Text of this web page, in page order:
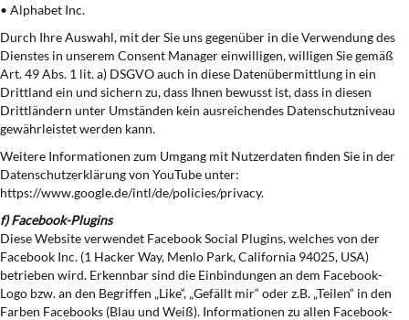
• Alphabet Inc.
Durch Ihre Auswahl, mit der Sie uns gegenüber in die Verwendung des
Dienstes in unserem Consent Manager einwilligen, willigen Sie gemäß
Art. 49 Abs. 1 lit. a) DSGVO auch in diese Datenübermittlung in ein
Drittland ein und sichern zu, dass Ihnen bewusst ist, dass in diesen
Drittländern unter Umständen kein ausreichendes Datenschutzniveau
gewährleistet werden kann.
Weitere Informationen zum Umgang mit Nutzerdaten finden Sie in der
Datenschutzerklärung von YouTube unter:
https://www.google.de/intl/de/policies/privacy.
f) Facebook-Plugins
Diese Website verwendet Facebook Social Plugins, welches von der
Facebook Inc. (1 Hacker Way, Menlo Park, California 94025, USA)
betrieben wird. Erkennbar sind die Einbindungen an dem Facebook-
Logo bzw. an den Begriffen „Like“, „Gefällt mir“ oder z.B. „Teilen“ in den
Farben Facebooks (Blau und Weiß). Informationen zu allen Facebook-